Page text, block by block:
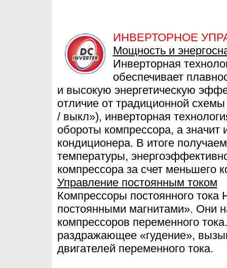
ИНВЕРТОРНОЕ
Мощность и
Инверторная
обеспечивает
и высокую энергетическую
отличие от традиционной
/ выкл»), инверторная
обороты компрессора, а значит
кондиционера. В итоге
температуры,
компрессора за счет меньшего
Управление постоянным током
Компрессоры постоянного
постоянными магнитами». Они
компрессоров переменного
раздражающее «гудение»,
двигателей переменного тока.